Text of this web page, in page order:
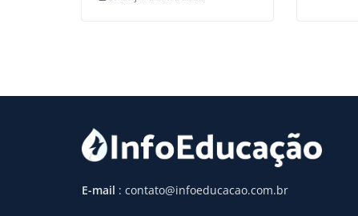
E-mail : contato@infoeducacao.com.br